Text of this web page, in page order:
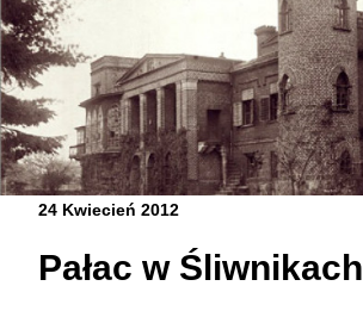
24 Kwiecień 2012
Pałac w Śliwnikach